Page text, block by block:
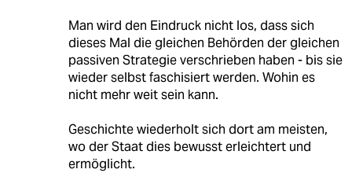
Man wird den Eindruck nicht los, dass sich
dieses Mal die gleichen Behörden der gleichen
passiven Strategie verschrieben haben - bis sie
wieder selbst faschisiert werden. Wohin es
nicht mehr weit sein kann.
Geschichte wiederholt sich dort am meisten,
wo der Staat dies bewusst erleichtert und
ermöglicht.